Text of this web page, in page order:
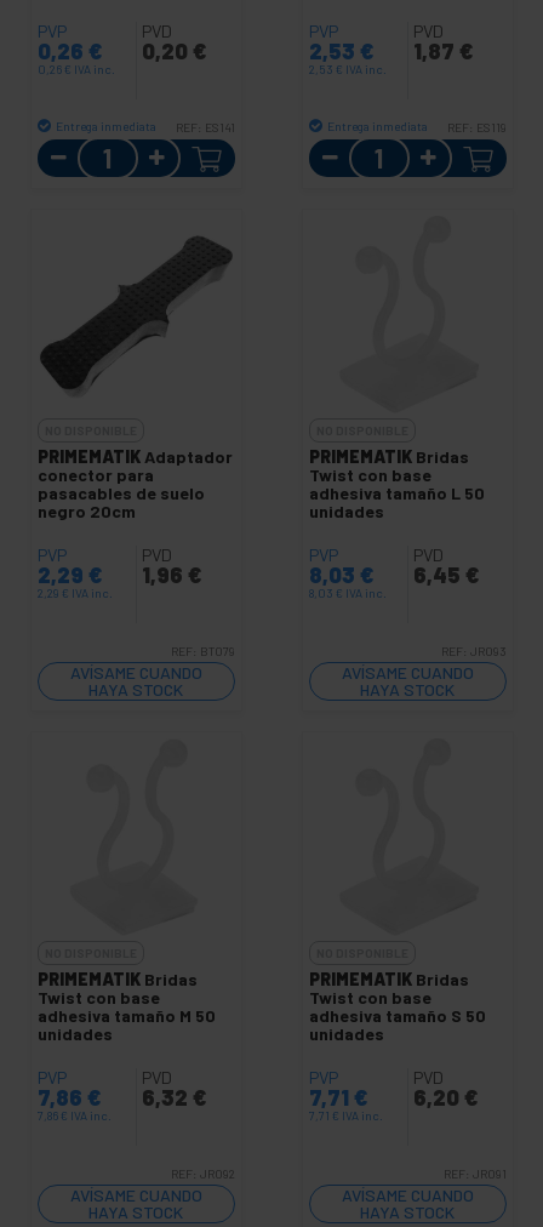
PVP
0,26 €
0,26 € IVA inc.
PVD
0,20 €
Entrega inmediata REF: ES141
Cantidad
PVP
2,53 €
2,53 € IVA inc.
PVD
1,87 €
Entrega inmediata REF: ES119
Cantidad
PRIMEMATIK Adaptador
conector para
pasacables de suelo
negro 20cm
PVP
2,29 €
2,29 € IVA inc.
PVD
1,96 €
REF: BT079
AVÍSAME CUANDO
HAYA STOCK
PRIMEMATIK Bridas
Twist con base
adhesiva tamaño L 50
unidades
PVP
8,03 €
8,03 € IVA inc.
PVD
6,45 €
REF: JR093
AVÍSAME CUANDO
HAYA STOCK
PRIMEMATIK Bridas
Twist con base
adhesiva tamaño M 50
unidades
PVP
7,86 €
7,86 € IVA inc.
PVD
6,32 €
REF: JR092
AVÍSAME CUANDO
HAYA STOCK
PRIMEMATIK Bridas
Twist con base
adhesiva tamaño S 50
unidades
PVP
7,71 €
7,71 € IVA inc.
PVD
6,20 €
REF: JR091
AVÍSAME CUANDO
HAYA STOCK